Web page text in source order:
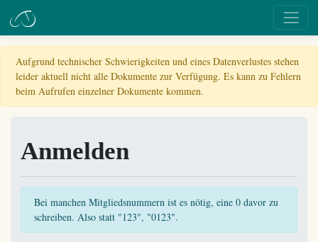
Aufgrund technischer Schwierigkeiten und eines Datenverlustes stehen
leider aktuell nicht alle Dokumente zur Verfügung. Es kann zu Fehlern
beim Aufrufen einzelner Dokumente kommen.
Anmelden
Bei manchen Mitgliedsnummern ist es nötig, eine 0 davor zu
schreiben. Also statt "123", "0123".